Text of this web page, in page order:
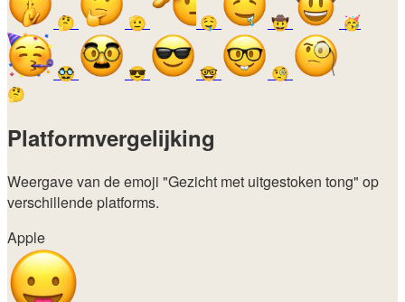
🤔 🫡 🤤 🤠 🥳
🥸 😎 🤓
🧐
🤔
Platformvergelijking
Weergave van de emoji "Gezicht met uitgestoken tong" op
verschillende platforms.
Apple